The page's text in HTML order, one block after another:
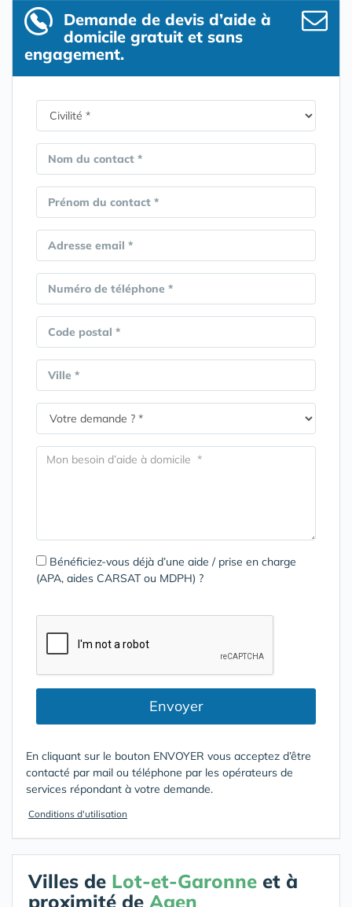
Demande de devis d’aide à
domicile gratuit et sans
engagement.
Nom du contact *
Prénom du contact *
Adresse email *
Numéro de téléphone *
Code postal *
Ville *
Bénéficiez-vous déjà d’une aide / prise en charge
(APA, aides CARSAT ou MDPH) ?
Envoyer
En cliquant sur le bouton ENVOYER vous acceptez d’être
contacté par mail ou téléphone par les opérateurs de
services répondant à votre demande.
Conditions d'utilisation
Villes de Lot-et-Garonne et à
proximité de Agen